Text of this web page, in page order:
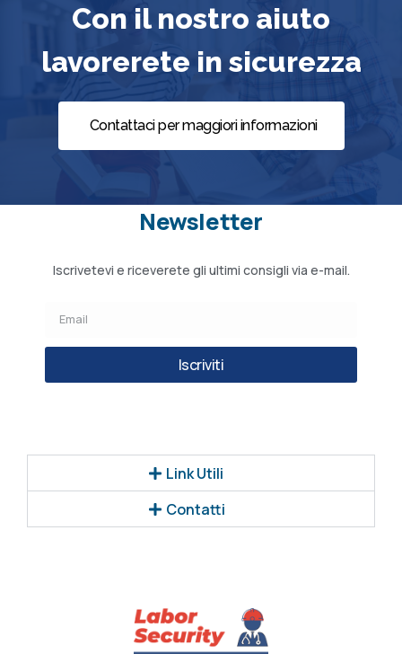
Con il nostro aiuto
lavorerete in sicurezza
Contattaci per maggiori informazioni
Newsletter
Iscrivetevi e riceverete gli ultimi consigli via e-mail.
Iscriviti
Link Utili
Contatti